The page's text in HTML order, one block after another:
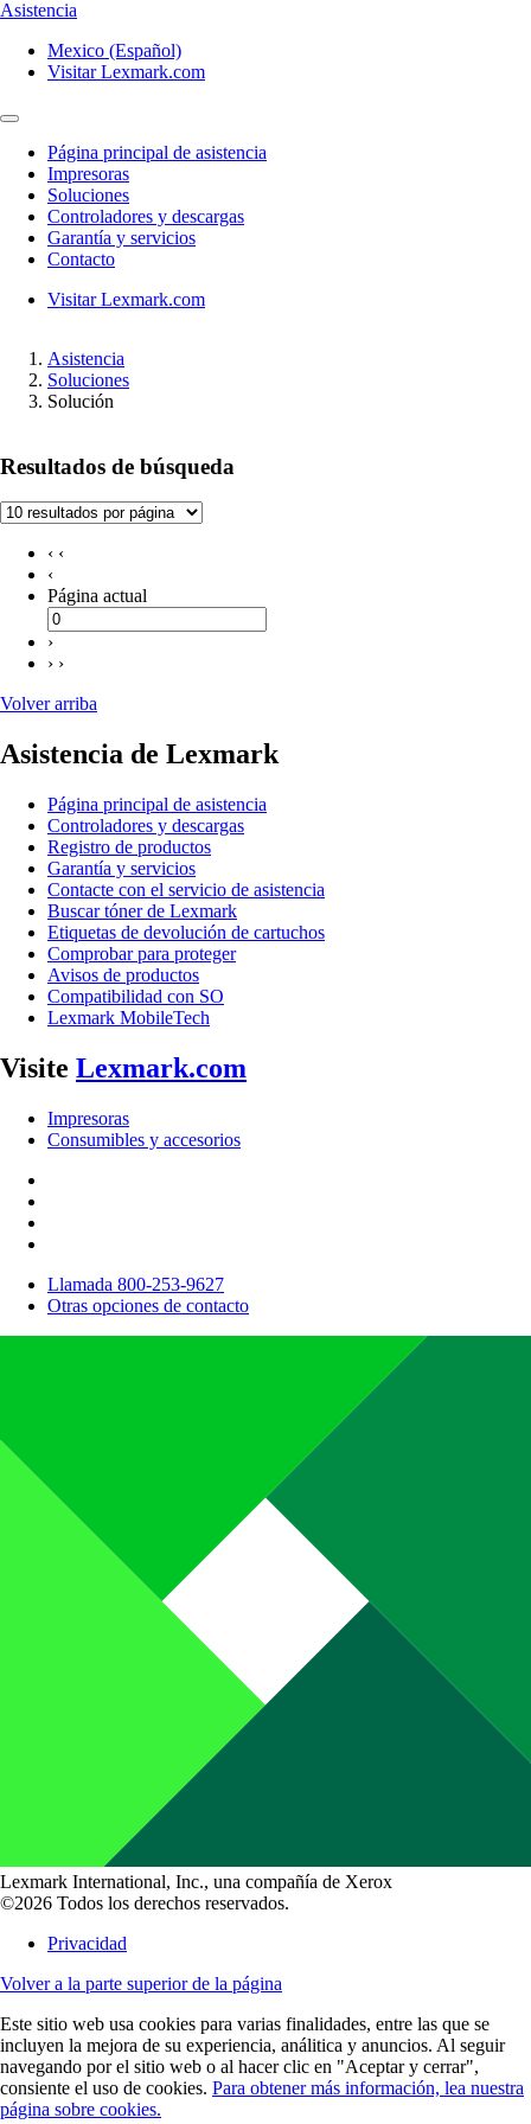
Asistencia
Mexico (Español)
Visitar Lexmark.com
Página principal de asistencia
Impresoras
Soluciones
Controladores y descargas
Garantía y servicios
Contacto
Visitar Lexmark.com
Asistencia
Soluciones
Solución
Resultados de búsqueda
‹ ‹
‹
Página actual
›
› ›
Volver arriba
Asistencia de Lexmark
Página principal de asistencia
Controladores y descargas
Registro de productos
Garantía y servicios
Contacte con el servicio de asistencia
Buscar tóner de Lexmark
Etiquetas de devolución de cartuchos
Comprobar para proteger
Avisos de productos
Compatibilidad con SO
Lexmark MobileTech
Visite Lexmark.com
Impresoras
Consumibles y accesorios
Llamada 800-253-9627
Otras opciones de contacto
Lexmark International, Inc., una compañía de Xerox
©2026 Todos los derechos reservados.
Privacidad
Volver a la parte superior de la página
Este sitio web usa cookies para varias finalidades, entre las que se
incluyen la mejora de su experiencia, análitica y anuncios. Al seguir
navegando por el sitio web o al hacer clic en "Aceptar y cerrar",
consiente el uso de cookies. Para obtener más información, lea nuestra
página sobre cookies.